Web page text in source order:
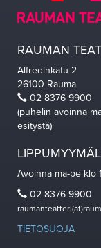
RAUMAN
Alfredinkatu 2
26100 Rauma
02 8376 9900
(puhelin avoinna
esitystä)
Avoinna ma-pe klo
02 8376 9900
TIETOSUOJA